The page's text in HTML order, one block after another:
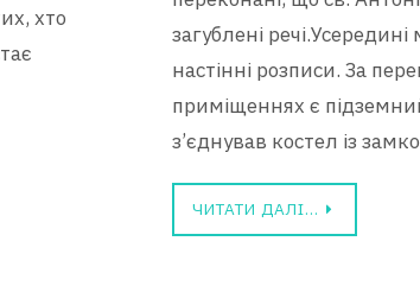
хто
загублені
настінні розписи. За
приміщеннях є
з’єднував костел із
ЧИТАТИ ДАЛІ…